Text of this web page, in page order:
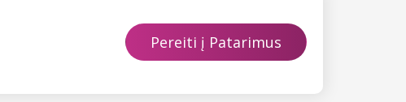
Pereiti į Patarimus